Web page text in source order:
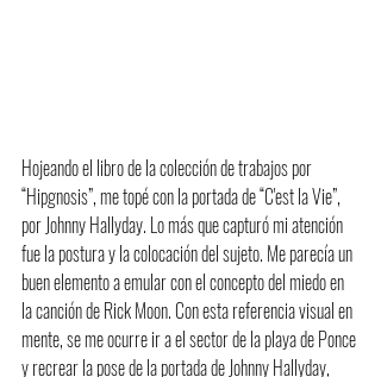
Hojeando el libro de la colección de trabajos por
“Hipgnosis”, me topé con la portada de “C'est la Vie”,
por Johnny Hallyday. Lo más que capturó mi atención
fue la postura y la colocación del sujeto. Me parecía un
buen elemento a emular con el concepto del miedo en
la canción de Rick Moon. Con esta referencia visual en
mente, se me ocurre ir a el sector de la playa de Ponce
y recrear la pose de la portada de Johnny Hallyday,